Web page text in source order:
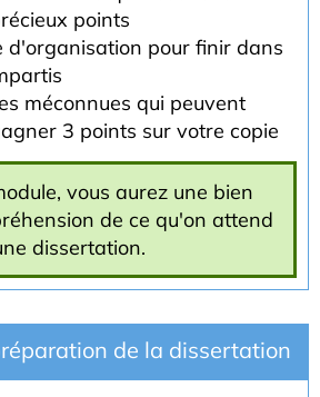
points
d'organisation pour finir dans
méconnues qui peuvent
3 points sur votre copie
vous aurez une bien
de ce qu'on attend
dissertation.
de la dissertation